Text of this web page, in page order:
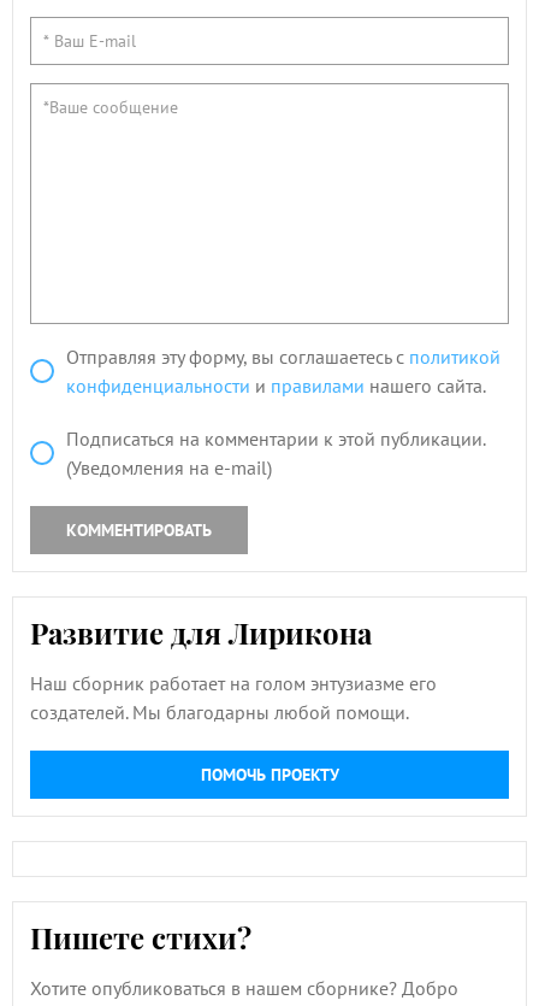
Отправляя эту форму, вы соглашаетесь с политикой
конфиденциальности и правилами нашего сайта.
Подписаться на комментарии к этой публикации.
(Уведомления на e-mail)
КОММЕНТИРОВАТЬ
Развитие для Лирикона
Наш сборник работает на голом энтузиазме его
создателей. Мы благодарны любой помощи.
ПОМОЧЬ ПРОЕКТУ
Пишете стихи?
Хотите опубликоваться в нашем сборнике? Добро